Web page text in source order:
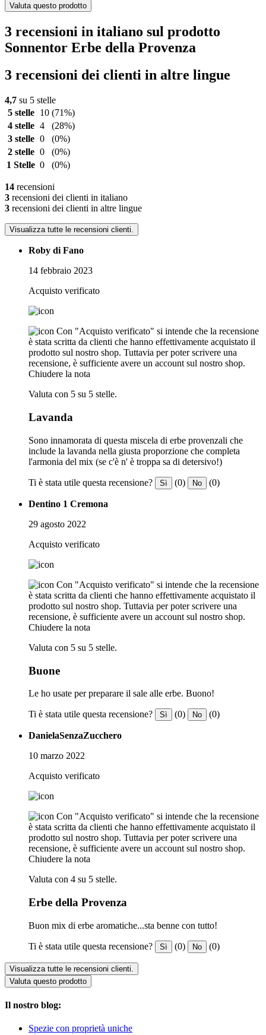
Valuta questo prodotto
3 recensioni in italiano sul prodotto
Sonnentor Erbe della Provenza
3 recensioni dei clienti in altre lingue
4,7 su 5 stelle
5 stelle
10 (71%)
4 stelle 4
(28%)
3 stelle 0
(0%)
2 stelle 0
(0%)
1 Stelle 0 (0%)
14 recensioni
3 recensioni dei clienti in italiano
3 recensioni dei clienti in altre lingue
Visualizza tutte le recensioni clienti.
Roby di Fano
14 febbraio 2023
Acquisto verificato
Con "Acquisto verificato" si intende che la recensione
è stata scritta da clienti che hanno effettivamente acquistato il
prodotto sul nostro shop. Tuttavia per poter scrivere una
recensione, è sufficiente avere un account sul nostro shop.
Chiudere la nota
Valuta con 5 su 5 stelle.
Lavanda
Sono innamorata di questa miscela di erbe provenzali che
include la lavanda nella giusta proporzione che completa
l'armonia del mix (se c'è n' è troppa sa di detersivo!)
Ti è stata utile questa recensione? Sì (0) No (0)
Dentino 1 Cremona
29 agosto 2022
Acquisto verificato
Con "Acquisto verificato" si intende che la recensione
è stata scritta da clienti che hanno effettivamente acquistato il
prodotto sul nostro shop. Tuttavia per poter scrivere una
recensione, è sufficiente avere un account sul nostro shop.
Chiudere la nota
Valuta con 5 su 5 stelle.
Buone
Le ho usate per preparare il sale alle erbe. Buono!
Ti è stata utile questa recensione? Sì (0) No (0)
DanielaSenzaZucchero
10 marzo 2022
Acquisto verificato
Con "Acquisto verificato" si intende che la recensione
è stata scritta da clienti che hanno effettivamente acquistato il
prodotto sul nostro shop. Tuttavia per poter scrivere una
recensione, è sufficiente avere un account sul nostro shop.
Chiudere la nota
Valuta con 4 su 5 stelle.
Erbe della Provenza
Buon mix di erbe aromatiche...sta benne con tutto!
Ti è stata utile questa recensione? Sì (0) No (0)
Visualizza tutte le recensioni clienti.
Valuta questo prodotto
Il nostro blog:
Spezie con proprietà uniche